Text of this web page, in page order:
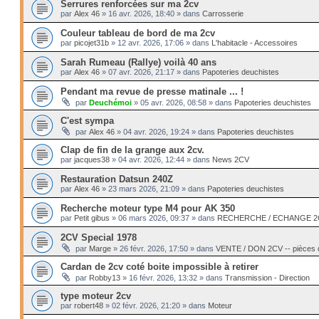
Serrures renforcées sur ma 2cv
par Alex 46» 16 avr. 2026, 18:40» dans Carrosserie
Couleur tableau de bord de ma 2cv
par picojet31b» 12 avr. 2026, 17:06» dans L'habitacle - Accessoires
Sarah Rumeau (Rallye) voilà 40 ans
par Alex 46» 07 avr. 2026, 21:17» dans Papoteries deuchistes
Pendant ma revue de presse matinale ... !
par Deuchémoi» 05 avr. 2026, 08:58» dans Papoteries deuchistes
C'est sympa
par Alex 46» 04 avr. 2026, 19:24» dans Papoteries deuchistes
Clap de fin de la grange aux 2cv.
par jacques38» 04 avr. 2026, 12:44» dans News 2CV
Restauration Datsun 240Z
par Alex 46» 23 mars 2026, 21:09» dans Papoteries deuchistes
Recherche moteur type M4 pour AK 350
par Petit gibus » 06 mars 2026, 09:37» dans RECHERCHE / ECHANGE
2CV Special 1978
par Marge» 26 févr. 2026, 17:50» dans VENTE / DON 2CV -- pièces
Cardan de 2cv coté boite impossible à retirer
par Robby13» 16 févr. 2026, 13:32» dans Transmission - Direction
type moteur 2cv
par robert48» 02 févr. 2026, 21:20» dans Moteur